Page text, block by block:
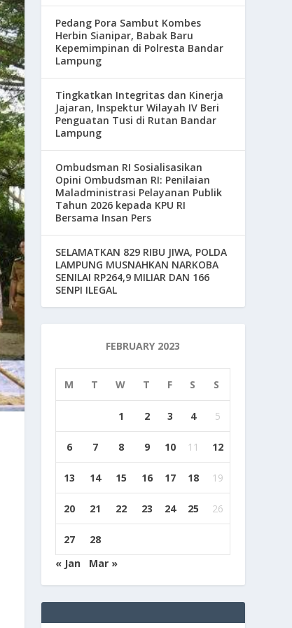
Pedang Pora Sambut Kombes
Herbin Sianipar, Babak Baru
Kepemimpinan di Polresta Bandar
Lampung
Tingkatkan Integritas dan Kinerja
Jajaran, Inspektur Wilayah IV Beri
Penguatan Tusi di Rutan Bandar
Lampung
Ombudsman RI Sosialisasikan
Opini Ombudsman RI: Penilaian
Maladministrasi Pelayanan Publik
Tahun 2026 kepada KPU RI
Bersama Insan Pers
SELAMATKAN 829 RIBU JIWA, POLDA
LAMPUNG MUSNAHKAN NARKOBA
SENILAI RP264,9 MILIAR DAN 166
SENPI ILEGAL
FEBRUARY 2023
M T W T F S S
1 2 3 4 5
6 7 8 9 10 11 12
13 14 15 16 17 18 19
20 21 22 23 24 25 26
27
28
« Jan
Mar »